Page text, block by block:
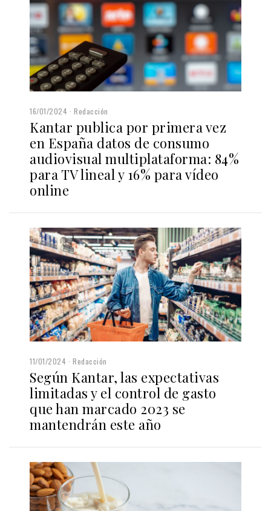
16/01/2024 Redacción
Kantar publica por primera vez
en España datos de consumo
audiovisual multiplataforma: 84%
para TV lineal y 16% para vídeo
online
11/01/2024 Redacción
Según Kantar, las expectativas
limitadas y el control de gasto
que han marcado 2023 se
mantendrán este año